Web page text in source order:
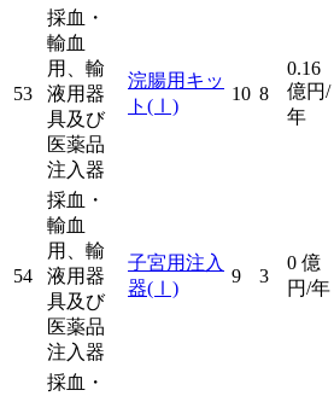
53
採血・
輸血
用、輸
液用器
具及び
医薬品
注入器
浣腸用キッ
ト (Ⅰ)
10 8
0.16
億円/
年
54
採血・
輸血
用、輸
液用器
具及び
医薬品
注入器
子宮用注入
器(Ⅰ)
9 3
0 億
円/年
採血・